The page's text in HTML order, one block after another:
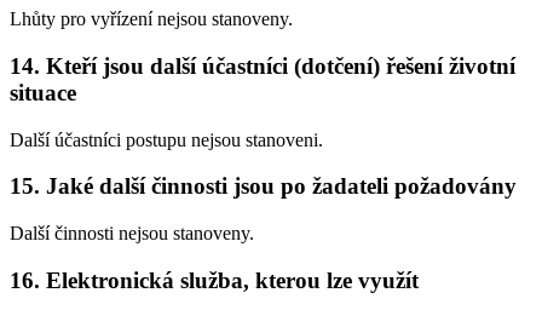
Lhůty pro vyřízení nejsou stanoveny.
14. Kteří jsou další účastníci (dotčení) řešení životní
situace
Další účastníci postupu nejsou stanoveni.
15. Jaké další činnosti jsou po žadateli požadovány
Další činnosti nejsou stanoveny.
16. Elektronická služba, kterou lze využít